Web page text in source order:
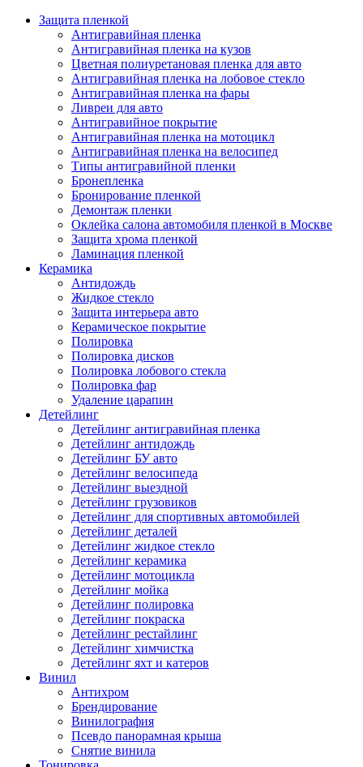
Защита пленкой
Антигравийная пленка
Антигравийная пленка на кузов
Цветная полиуретановая пленка для авто
Антигравийная пленка на лобовое стекло
Антигравийная пленка на фары
Ливреи для авто
Антигравийное покрытие
Антигравийная пленка на мотоцикл
Антигравийная пленка на велосипед
Типы антигравийной пленки
Бронепленка
Бронирование пленкой
Демонтаж пленки
Оклейка салона автомобиля пленкой в Москве
Защита хрома пленкой
Ламинация пленкой
Керамика
Антидождь
Жидкое стекло
Защита интерьера авто
Керамическое покрытие
Полировка
Полировка дисков
Полировка лобового стекла
Полировка фар
Удаление царапин
Детейлинг
Детейлинг антигравийная пленка
Детейлинг антидождь
Детейлинг БУ авто
Детейлинг велосипеда
Детейлинг выездной
Детейлинг грузовиков
Детейлинг для спортивных автомобилей
Детейлинг деталей
Детейлинг жидкое стекло
Детейлинг керамика
Детейлинг мотоцикла
Детейлинг мойка
Детейлинг полировка
Детейлинг покраска
Детейлинг рестайлинг
Детейлинг химчистка
Детейлинг яхт и катеров
Винил
Антихром
Брендирование
Винилография
Псевдо панорамная крыша
Снятие винила